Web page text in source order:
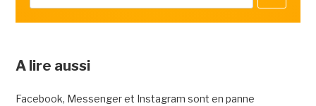
A lire aussi
Facebook, Messenger et Instagram sont en panne